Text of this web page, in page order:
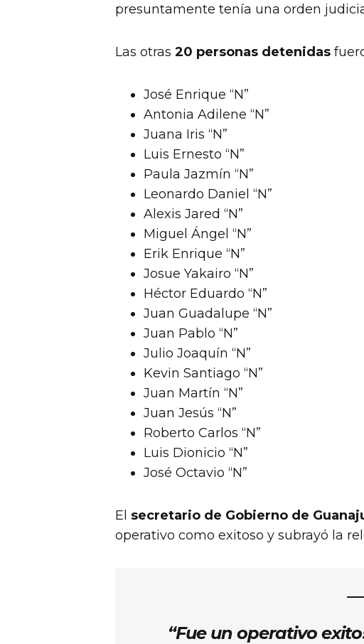
presuntamente tenía una orden
Las otras 20 personas detenidas
José Enrique “N”
Antonia Adilene “N”
Juana Iris “N”
Luis Ernesto “N”
Paula Jazmín “N”
Leonardo Daniel “N”
Alexis Jared “N”
Miguel Ángel “N”
Erik Enrique “N”
Josue Yakairo “N”
Héctor Eduardo “N”
Juan Guadalupe “N”
Juan Pablo “N”
Julio Joaquín “N”
Kevin Santiago “N”
Juan Martín “N”
Juan Jesús “N”
Roberto Carlos “N”
Luis Dionicio “N”
José Octavio “N”
El secretario de Gobierno de
operativo como exitoso y subrayó la
“Fue un operativo